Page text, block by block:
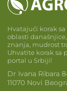
Hvatajući korak
oblasti
znanja, mudrost
Uhvatite korak
portal u Srbiji!
Dr Ivana Ribara
11070 Novi